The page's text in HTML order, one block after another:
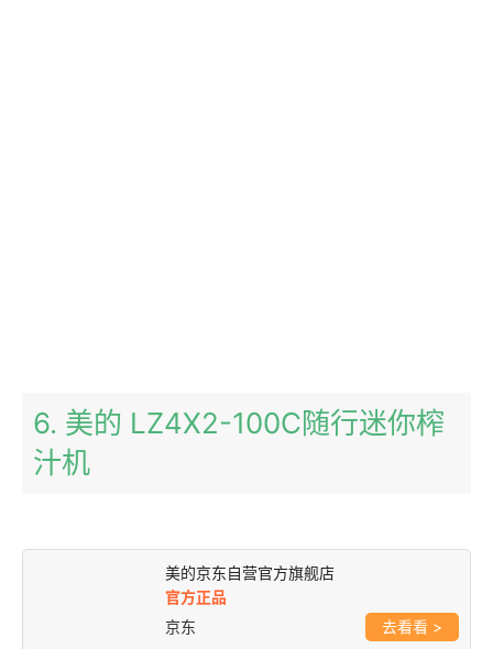
6. 美的 LZ4X2-100C随行迷你榨
汁机
美的京东自营官方旗舰店
官方正品
京东
>